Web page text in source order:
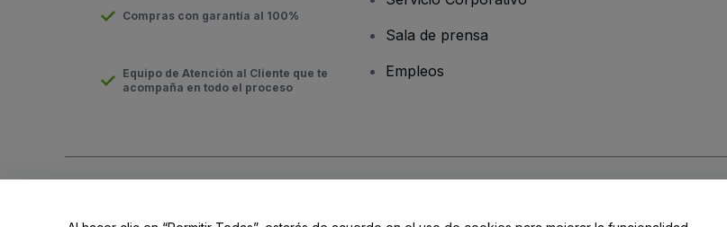
Compras con garantía al 100%
Equipo de Atención al Cliente que te
acompaña en todo el proceso
Sala de prensa
Empleos